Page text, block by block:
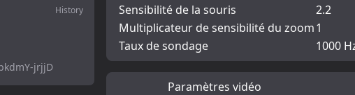
History
jrjjD
Sensibilité de la souris
2.2
Multiplicateur de sensibilité du zoom1
Taux de sondage
1000
Paramètres vidéo